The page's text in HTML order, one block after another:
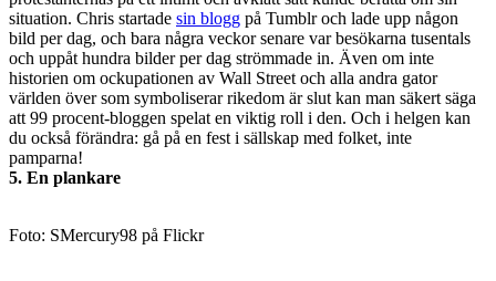
situation. Chris startade sin blogg på Tumblr och lade upp någon
bild per dag, och bara några veckor senare var besökarna tusentals
och uppåt hundra bilder per dag strömmade in. Även om inte
historien om ockupationen av Wall Street och alla andra gator
världen över som symboliserar rikedom är slut kan man säkert säga
att 99 procent-bloggen spelat en viktig roll i den. Och i helgen kan
du också förändra: gå på en fest i sällskap med folket, inte
pamparna!
5. En plankare
Foto: SMercury98 på Flickr